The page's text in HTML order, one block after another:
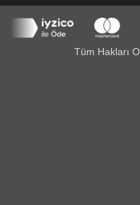
Tüm Hakları